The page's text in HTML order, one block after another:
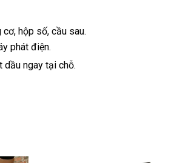
hộp số, cầu sau.
phát điện.
ngay tại chỗ.
dầu thải lớn.